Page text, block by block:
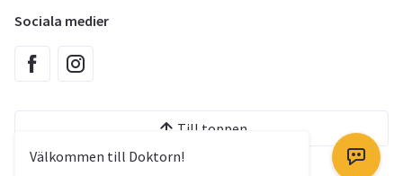
Välkommen till Doktorn!
Sociala medier
Till toppen